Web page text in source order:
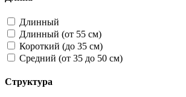
Длинный
Длинный (от 55 см)
Короткий (до 35 см)
Средний (от 35 до 50 см)
Структура